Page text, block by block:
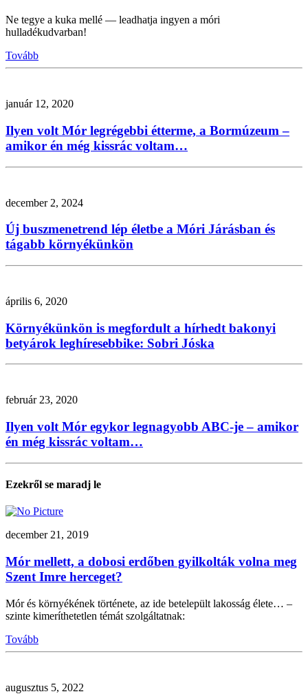
Ne tegye a kuka mellé — leadhatja ingyen a móri
hulladékudvarban!
Tovább
január 12, 2020
Ilyen volt Mór legrégebbi étterme, a Bormúzeum –
amikor én még kissrác voltam…
december 2, 2024
Új buszmenetrend lép életbe a Móri Járásban és
tágabb környékünkön
április 6, 2020
Környékünkön is megfordult a hírhedt bakonyi
betyárok leghíresebbike: Sobri Jóska
február 23, 2020
Ilyen volt Mór egykor legnagyobb ABC-je – amikor
én még kissrác voltam…
Ezekről se maradj le
december 21, 2019
Mór mellett, a dobosi erdőben gyilkolták volna meg
Szent Imre herceget?
Mór és környékének története, az ide betelepült lakosság élete… –
szinte kimeríthetetlen témát szolgáltatnak:
Tovább
augusztus 5, 2022